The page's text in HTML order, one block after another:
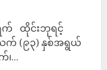
က် ထိုင်းဘုရင့်
က် (၉၃) နှစ်အရွယ်
...